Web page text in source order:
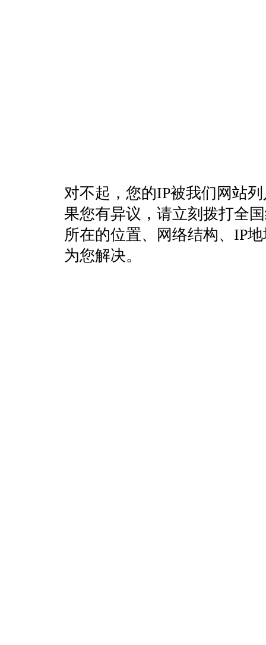
对不起，您的IP被我们网站
果您有异议，请立刻拨打全
所在的位置、网络结构、IP
为您解决。